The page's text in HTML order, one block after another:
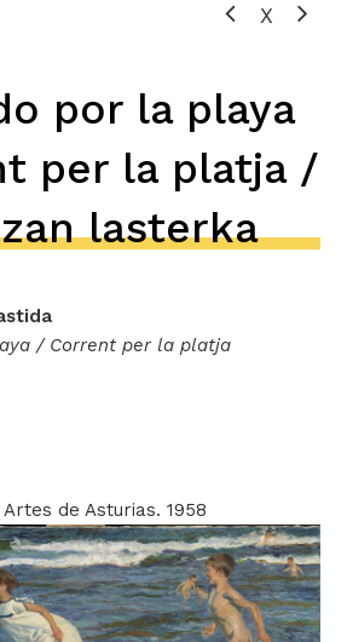
X
por la playa
per la platja /
lasterka
/ Corrent per la platja
de Asturias. 1958